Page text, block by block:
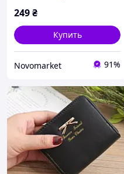
кнопке черный
249₴
Купить
Novomarket 91%